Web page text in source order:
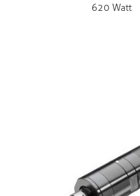
620 Watt